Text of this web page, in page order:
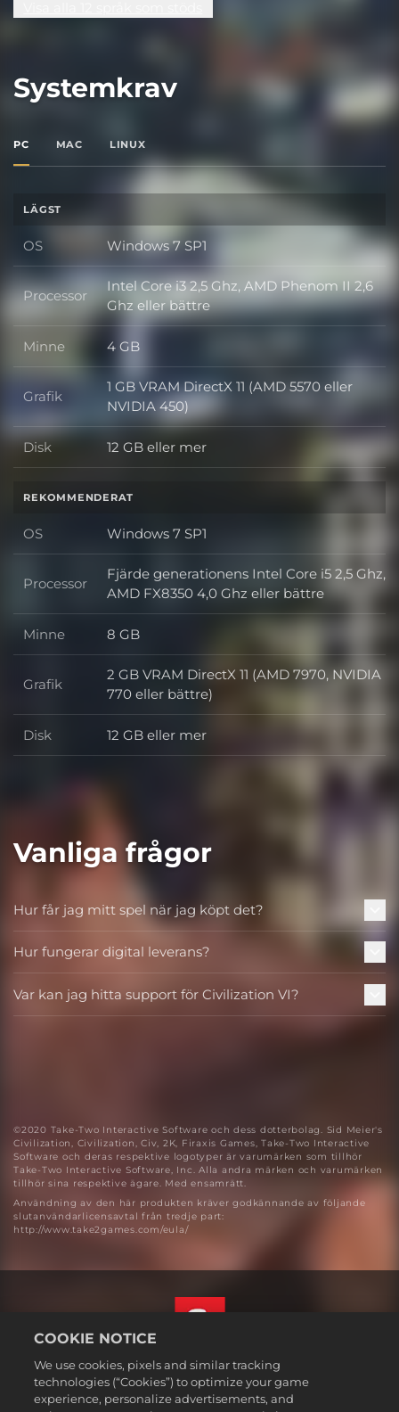
Systemkrav
PC MAC LINUX
LÄGST
OS OS
Windows 7 SP1
Processor Processor
Intel Core i3 2,5 Ghz, AMD Phenom II 2,6
Ghz eller bättre
Minne Minne
4 GB
Grafik Grafik
1 GB VRAM DirectX 11 (AMD 5570 eller
NVIDIA 450)
Disk Disk
12 GB eller mer
REKOMMENDERAT
OS OS
Windows 7 SP1
Processor Processor
Fjärde generationens Intel Core i5 2,5 Ghz,
AMD FX8350 4,0 Ghz eller bättre
Minne Minne
8 GB
Grafik Grafik
2 GB VRAM DirectX 11 (AMD 7970, NVIDIA
770 eller bättre)
Disk Disk
12 GB eller mer
Vanliga frågor
Hur får jag mitt spel när jag köpt det?
Hur fungerar digital leverans?
Var kan jag hitta support för Civilization VI?
©2020 Take-Two Interactive Software och dess dotterbolag. Sid Meier's
Civilization, Civilization, Civ, 2K, Firaxis Games, Take-Two Interactive
Software och deras respektive logotyper är varumärken som tillhör
Take-Two Interactive Software, Inc. Alla andra märken och varumärken
tillhör sina respektive ägare. Med ensamrätt.
Användning av den här produkten kräver godkännande av följande
slutanvändarlicensavtal från tredje part:
http://www.take2games.com/eula/
Juridisk information
Svenska
COOKIE NOTICE
We use cookies, pixels and similar tracking
technologies (“Cookies”) to optimize your game
experience, personalize advertisements, and